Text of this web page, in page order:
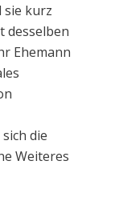
kurz
desselben
Ehemann
die
Weiteres